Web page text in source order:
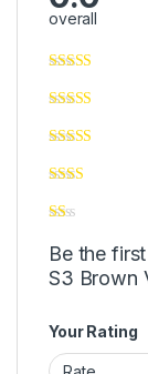
overall
Be the
S3 Brown
Your Rating